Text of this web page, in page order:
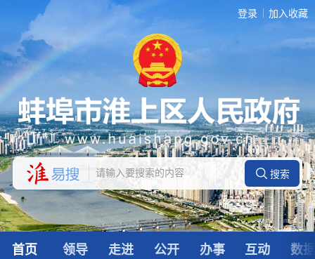
登录 加入收藏
首页 领导 走进 公开 办事 互动 数